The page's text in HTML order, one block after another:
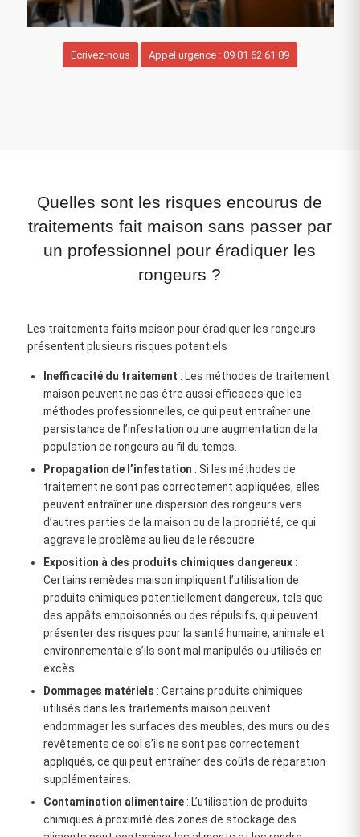
Ecrivez-nous Appel urgence : 09 81 62 61 89
Quelles sont les risques encourus de
traitements fait maison sans passer par
un professionnel pour éradiquer les
rongeurs ?
Les traitements faits maison pour éradiquer les rongeurs
présentent plusieurs risques potentiels :
Inefficacité du traitement : Les méthodes de traitement
maison peuvent ne pas être aussi efficaces que les
méthodes professionnelles, ce qui peut entraîner une
persistance de l’infestation ou une augmentation de la
population de rongeurs au fil du temps.
Propagation de l’infestation : Si les méthodes de
traitement ne sont pas correctement appliquées, elles
peuvent entraîner une dispersion des rongeurs vers
d’autres parties de la maison ou de la propriété, ce qui
aggrave le problème au lieu de le résoudre.
Exposition à des produits chimiques dangereux :
Certains remèdes maison impliquent l’utilisation de
produits chimiques potentiellement dangereux, tels que
des appâts empoisonnés ou des répulsifs, qui peuvent
présenter des risques pour la santé humaine, animale et
environnementale s’ils sont mal manipulés ou utilisés en
excès.
Dommages matériels : Certains produits chimiques
utilisés dans les traitements maison peuvent
endommager les surfaces des meubles, des murs ou des
revêtements de sol s’ils ne sont pas correctement
appliqués, ce qui peut entraîner des coûts de réparation
supplémentaires.
Contamination alimentaire : L’utilisation de produits
chimiques à proximité des zones de stockage des